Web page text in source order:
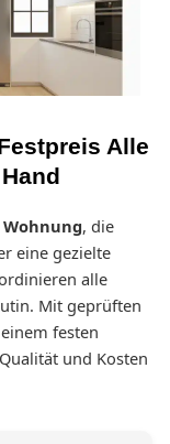
Alle
, die
eine gezielte
alle
Mit geprüften
festen
und Kosten